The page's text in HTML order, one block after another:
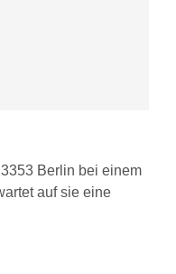
Berlin bei einem
auf sie eine